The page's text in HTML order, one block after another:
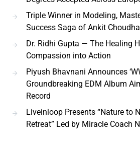
Triple Winner in Modeling,
Success Saga of Ankit
Dr. Ridhi Gupta — The Healing
Compassion into Action
Piyush Bhavnani Announces
Groundbreaking EDM Album
Record
Liveinloop Presents “Nature to
Retreat” Led by Miracle Coach